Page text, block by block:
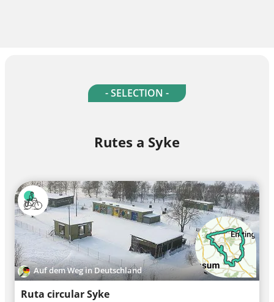
- SELECTION -
Rutes a Syke
Auf dem Weg in Deutschland
Ruta circular Syke